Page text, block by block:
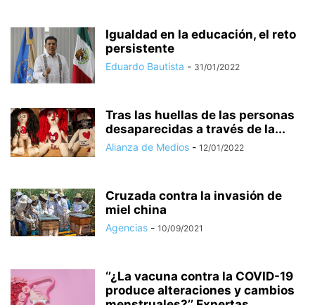
Igualdad en la educación, el reto
persistente
Eduardo Bautista - 31/01/2022
Tras las huellas de las personas
desaparecidas a través de la...
Alianza de Medios - 12/01/2022
Cruzada contra la invasión de
miel china
Agencias - 10/09/2021
‘’¿La vacuna contra la COVID-19
produce alteraciones y cambios